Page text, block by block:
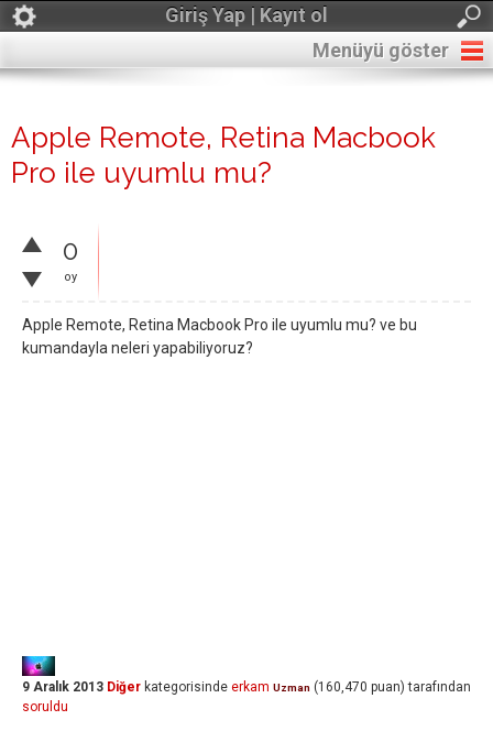
Giriş Yap | Kayıt ol
Menüyü göster
Apple Remote, Retina Macbook
Pro ile uyumlu mu?
0
oy
Apple Remote, Retina Macbook Pro ile uyumlu mu? ve bu
kumandayla neleri yapabiliyoruz?
9 Aralık 2013 Diğer kategorisinde erkam Uzman (160,470 puan) tarafından
soruldu